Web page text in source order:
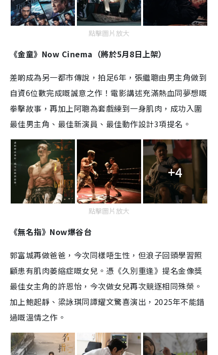
點擊圖片放大
《金童》Now Cinema（將於5月8日上架）
差啲成為另一都市傳說，拍足6年，張繼聰由男主角做到
自資6位數完成嘅誠意之作！電影講述充滿熱血同夢想嘅
拳擊故事，再加上阿聰為套戲練到一身肌肉，成功入圍
最佳男主角、最佳新演員、最佳動作設計3項提名。
+4
點擊圖片放大
《無名指》Now爆谷台
郭富城再做爸爸，今次同樣唔生性，但浪子回頭學習照
顧患有肌肉萎縮症嘅女兒。憑《久別重逢》提名金像獎
最佳女主角的許恩怡，今次做女兒再次競逐相同殊榮。
加上鮑起靜、梁詠琪同譚耀文驚喜演出，2025年不能錯
過嘅溫情之作。